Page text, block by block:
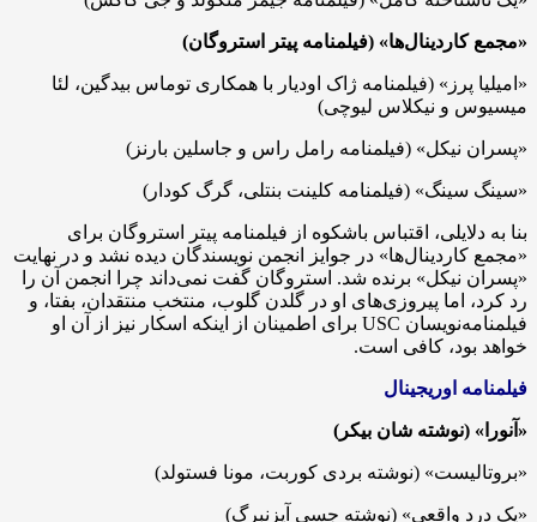
«مجمع کاردینال‌ها» (فیلمنامه پیتر استروگان)
«امیلیا پرز» (فیلمنامه ژاک اودیار با همکاری توماس بیدگین، لئا
میسیوس و نیکلاس لیوچی)
«پسران نیکل» (فیلمنامه رامل راس و جاسلین بارنز)
«سینگ سینگ» (فیلمنامه کلینت بنتلی، گرگ کودار)
بنا به دلایلی، اقتباس باشکوه از فیلمنامه پیتر استروگان برای
«مجمع کاردینال‌ها» در جوایز انجمن نویسندگان دیده نشد و در نهایت
«پسران نیکل» برنده شد. استروگان گفت نمی‌داند چرا انجمن آن را
رد کرد، اما پیروزی‌های او در گلدن گلوب، منتخب منتقدان، بفتا، و
فیلمنامه‌نویسان USC برای اطمینان از اینکه اسکار نیز از آن او
خواهد بود، کافی است.
فیلمنامه اوریجینال
«آنورا» (نوشته شان بیکر)
«بروتالیست» (نوشته بردی کوربت، مونا فستولد)
«یک درد واقعی» (نوشته جسی آیزنبرگ)